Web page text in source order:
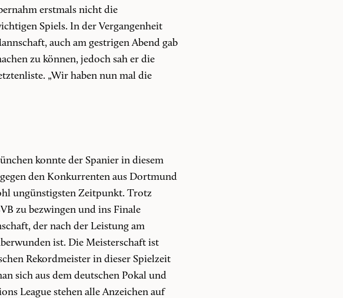
erstmals nicht die
Spiels. In der Vergangenheit
auch am gestrigen Abend gab
zu können, jedoch sah er die
„Wir haben nun mal die
konnte der Spanier in diesem
den Konkurrenten aus Dortmund
ungünstigsten Zeitpunkt. Trotz
zu bezwingen und ins Finale
der nach der Leistung am
ist. Die Meisterschaft ist
Rekordmeister in dieser Spielzeit
sich aus dem deutschen Pokal und
League stehen alle Anzeichen auf